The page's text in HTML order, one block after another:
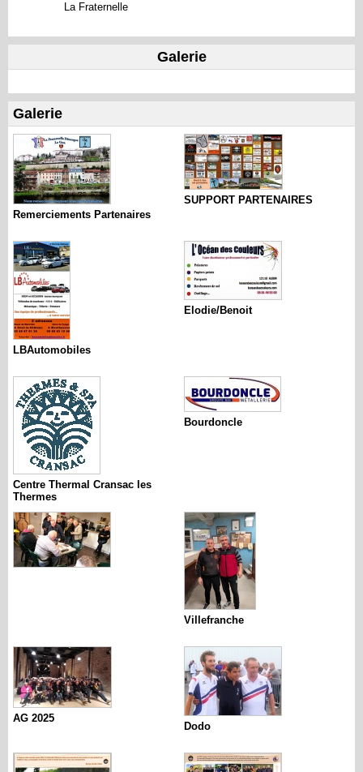
La Fraternelle
Galerie
Galerie
Remerciements Partenaires
SUPPORT PARTENAIRES
LBAutomobiles
Elodie/Benoit
Centre Thermal Cransac les
Thermes
Bourdoncle
Villefranche
AG 2025
Dodo